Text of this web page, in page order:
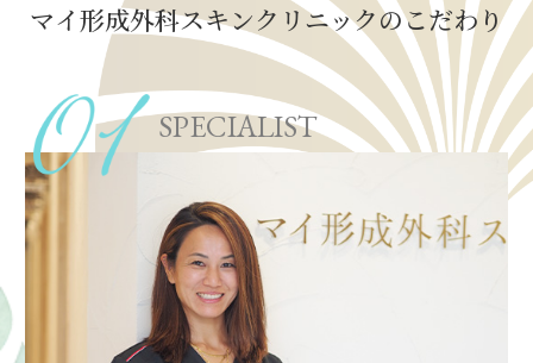
マイ形成外科スキンクリニックのこだわり
SPECIALIST